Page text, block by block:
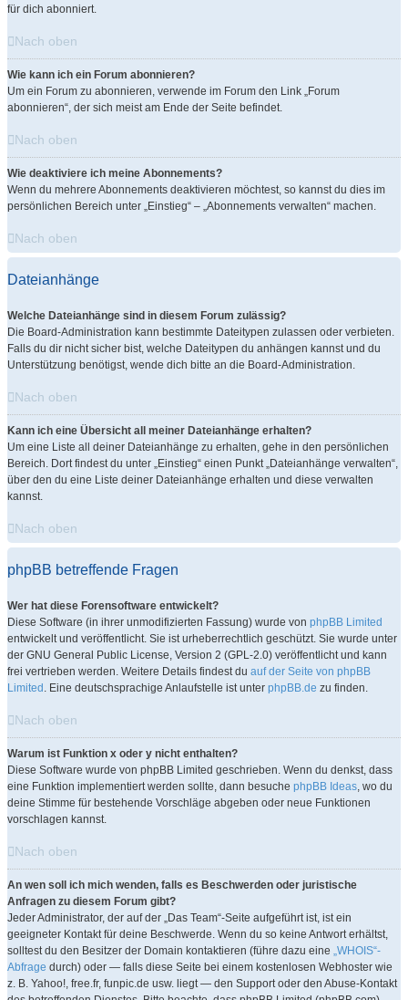
für dich abonniert.
Nach oben
Wie kann ich ein Forum abonnieren?
Um ein Forum zu abonnieren, verwende im Forum den Link „Forum
abonnieren“, der sich meist am Ende der Seite befindet.
Nach oben
Wie deaktiviere ich meine Abonnements?
Wenn du mehrere Abonnements deaktivieren möchtest, so kannst du dies im
persönlichen Bereich unter „Einstieg“ – „Abonnements verwalten“ machen.
Nach oben
Dateianhänge
Welche Dateianhänge sind in diesem Forum zulässig?
Die Board-Administration kann bestimmte Dateitypen zulassen oder verbieten.
Falls du dir nicht sicher bist, welche Dateitypen du anhängen kannst und du
Unterstützung benötigst, wende dich bitte an die Board-Administration.
Nach oben
Kann ich eine Übersicht all meiner Dateianhänge erhalten?
Um eine Liste all deiner Dateianhänge zu erhalten, gehe in den persönlichen
Bereich. Dort findest du unter „Einstieg“ einen Punkt „Dateianhänge verwalten“,
über den du eine Liste deiner Dateianhänge erhalten und diese verwalten
kannst.
Nach oben
phpBB betreffende Fragen
Wer hat diese Forensoftware entwickelt?
Diese Software (in ihrer unmodifizierten Fassung) wurde von phpBB Limited
entwickelt und veröffentlicht. Sie ist urheberrechtlich geschützt. Sie wurde unter
der GNU General Public License, Version 2 (GPL-2.0) veröffentlicht und kann
frei vertrieben werden. Weitere Details findest du auf der Seite von phpBB
Limited . Eine deutschsprachige Anlaufstelle ist unter phpBB.de zu finden.
Nach oben
Warum ist Funktion x oder y nicht enthalten?
Diese Software wurde von phpBB Limited geschrieben. Wenn du denkst, dass
eine Funktion implementiert werden sollte, dann besuche phpBB Ideas, wo du
deine Stimme für bestehende Vorschläge abgeben oder neue Funktionen
vorschlagen kannst.
Nach oben
An wen soll ich mich wenden, falls es Beschwerden oder juristische
Anfragen zu diesem Forum gibt?
Jeder Administrator, der auf der „Das Team“-Seite aufgeführt ist, ist ein
geeigneter Kontakt für deine Beschwerde. Wenn du so keine Antwort erhältst,
solltest du den Besitzer der Domain kontaktieren (führe dazu eine „WHOIS“-
Abfrage durch) oder — falls diese Seite bei einem kostenlosen Webhoster wie
z. B. Yahoo!, free.fr, funpic.de usw. liegt — den Support oder den Abuse-Kontakt